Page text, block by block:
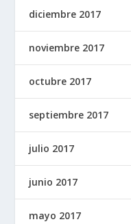
diciembre 2017
noviembre 2017
octubre 2017
septiembre 2017
julio 2017
junio 2017
mayo 2017